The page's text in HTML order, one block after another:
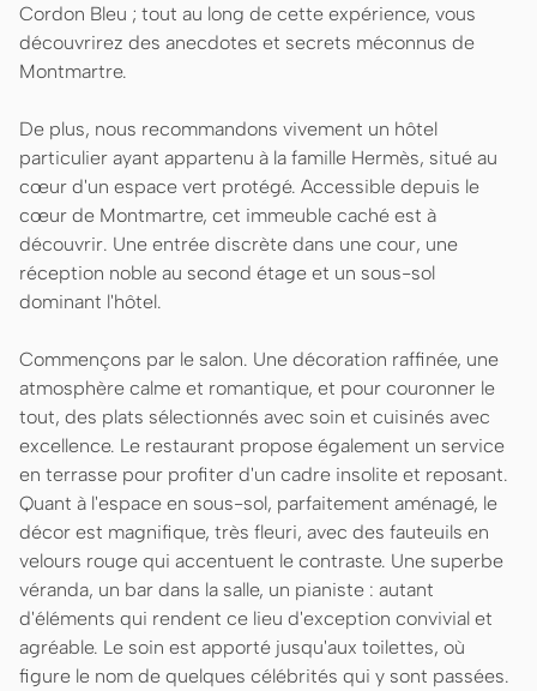
Cordon Bleu ; tout au long de cette expérience, vous
découvrirez des anecdotes et secrets méconnus de
Montmartre.
De plus, nous recommandons vivement un hôtel
particulier ayant appartenu à la famille Hermès, situé au
cœur d'un espace vert protégé. Accessible depuis le
cœur de Montmartre, cet immeuble caché est à
découvrir. Une entrée discrète dans une cour, une
réception noble au second étage et un sous-sol
dominant l'hôtel.
Commençons par le salon. Une décoration raffinée, une
atmosphère calme et romantique, et pour couronner le
tout, des plats sélectionnés avec soin et cuisinés avec
excellence. Le restaurant propose également un service
en terrasse pour profiter d'un cadre insolite et reposant.
Quant à l'espace en sous-sol, parfaitement aménagé, le
décor est magnifique, très fleuri, avec des fauteuils en
velours rouge qui accentuent le contraste. Une superbe
véranda, un bar dans la salle, un pianiste : autant
d'éléments qui rendent ce lieu d'exception convivial et
agréable. Le soin est apporté jusqu'aux toilettes, où
figure le nom de quelques célébrités qui y sont passées.